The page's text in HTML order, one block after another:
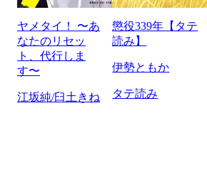
ヤメタイ！ 〜あ
なたのリセッ
ト、代行しま
す〜
江坂純/臼土きね
懲役339年【タテ
読み】
伊勢ともか
タテ読み